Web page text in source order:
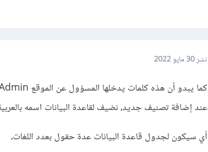
نشر30 مايو 2022
عند إضافة تصنيف جديد، نضيف لقاعدة البيانات اسمه
أي سيكون لجدول قاعدة البيانات عدة حقول بعدد اللغات،